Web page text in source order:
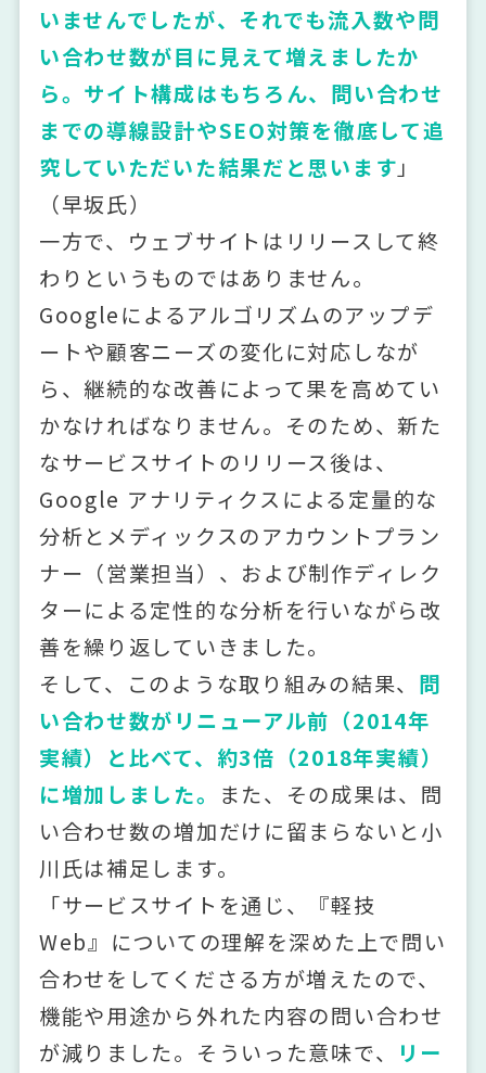
いませんでしたが、それでも流入数や問
い合わせ数が目に見えて増えましたか
ら。サイト構成はもちろん、問い合わせ
までの導線設計やSEO対策を徹底して追
究していただいた結果だと思います」
（早坂氏）
一方で、ウェブサイトはリリースして終
わりというものではありません。
Googleによるアルゴリズムのアップデ
ートや顧客ニーズの変化に対応しなが
ら、継続的な改善によって果を高めてい
かなければなりません。そのため、新た
なサービスサイトのリリース後は、
Google アナリティクスによる定量的な
分析とメディックスのアカウントプラン
ナー（営業担当）、および制作ディレク
ターによる定性的な分析を行いながら改
善を繰り返していきました。
そして、このような取り組みの結果、 問
い合わせ数がリニューアル前（2014年
実績）と比べて、約3倍（2018年実績）
に増加しました。
また、その成果は、問
い合わせ数の増加だけに留まらないと小
川氏は補足します。
「サービスサイトを通じ、『軽技
Web』についての理解を深めた上で問い
合わせをしてくださる方が増えたので、
機能や用途から外れた内容の問い合わせ
が減りました。そういった意味で、
リー